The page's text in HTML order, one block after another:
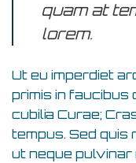
quam at
lorem.
Ut eu imperdiet
primis in
cubilia Curae;
tempus. Sed quis
ut neque pulvinar